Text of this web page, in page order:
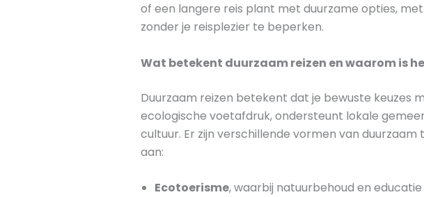
of een langere reis plant met duurzame opties,
zonder je reisplezier te beperken.
Wat betekent duurzaam reizen en waarom is
Duurzaam reizen betekent dat je bewuste keuzes
ecologische voetafdruk, ondersteunt lokale
cultuur. Er zijn verschillende vormen van
aan:
Ecotoerisme, waarbij natuurbehoud en